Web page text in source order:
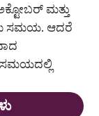
ಮತ್ತು
ಸಮಯ. ಆದರೆ
ಸಮಯದಲ್ಲಿ